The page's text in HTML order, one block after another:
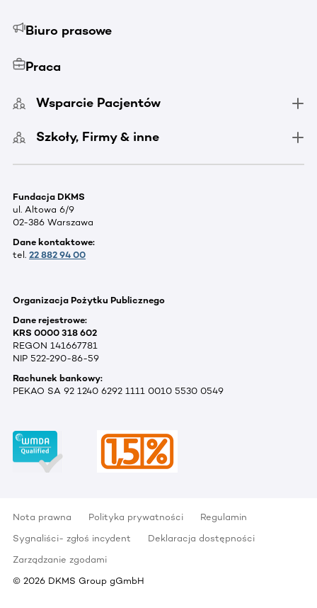
Biuro prasowe
Praca
Wsparcie Pacjentów
Szkoły, Firmy & inne
Fundacja DKMS
ul. Altowa 6/9
02-386 Warszawa
Dane kontaktowe:
tel. 22 882 94 00
Organizacja Pożytku Publicznego
Dane rejestrowe:
KRS 0000 318 602
REGON 141667781
NIP 522-290-86-59
Rachunek bankowy:
PEKAO SA 92 1240 6292 1111 0010 5530 0549
Nota prawna Polityka prywatności
Regulamin
Sygnaliści- zgłoś incydent
Deklaracja dostępności
Zarządzanie zgodami
© 2026 DKMS Group gGmbH